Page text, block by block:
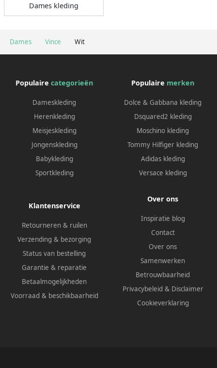
Dames Vince Wit
Dames kleding
Populaire categorieën
Dameskleding
Herenkleding
Meisjeskleding
Jongenskleding
Babykleding
Sportkleding
Populaire merken
Dolce & Gabbana kleding
Dsquared2 kleding
Moschino kleding
Tommy Hilfiger kleding
Adidas kleding
Versace kleding
Klantenservice
Retourneren & ruilen
Verzending & bezorging
Status van bestelling
Garantie & reparatie
Betaalmogelijkheden
Voorraad & beschikbaarheid
Over ons
Inspiratie blog
Contact
Over ons
Samenwerken
Betrouwbaarheid
Privacybeleid & Disclaimer
Cookieverklaring